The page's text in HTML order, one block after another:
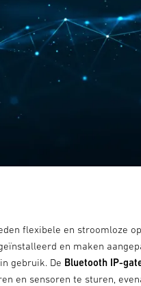
flexibele en stroomloze
en maken
gebruik. De Bluetooth IP-
en sensoren te sturen,